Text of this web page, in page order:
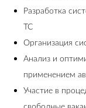
Разработка
ТС
Организация
Анализ и
применением
Участие в